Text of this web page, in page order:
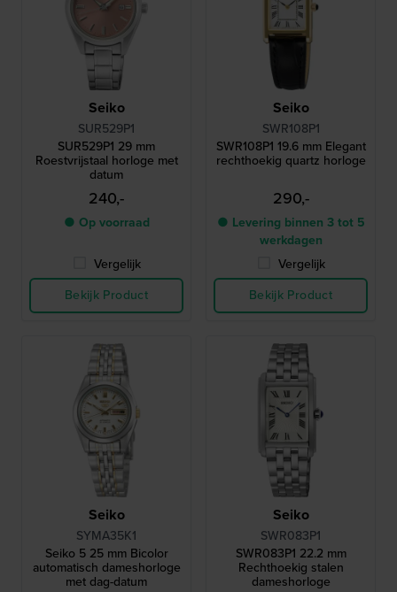
Seiko
SUR529P1
SUR529P1 29 mm
Roestvrijstaal horloge met
datum
240,-
● Op voorraad
Vergelijk
Bekijk Product
Seiko
SWR108P1
SWR108P1 19.6 mm Elegant
rechthoekig quartz horloge
290,-
● Levering binnen 3 tot 5
werkdagen
Vergelijk
Bekijk Product
Seiko
SYMA35K1
Seiko 5 25 mm Bicolor
automatisch dameshorloge
met dag-datum
Seiko
SWR083P1
SWR083P1 22.2 mm
Rechthoekig stalen
dameshorloge